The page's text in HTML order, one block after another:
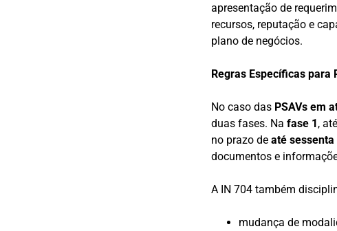
apresentação de
recursos, reputação e
plano de negócios.
Regras Específicas para
No caso das PSAVs em
duas fases. Na fase 1, até
no prazo de até sessenta
documentos e
A IN 704 também
mudança de